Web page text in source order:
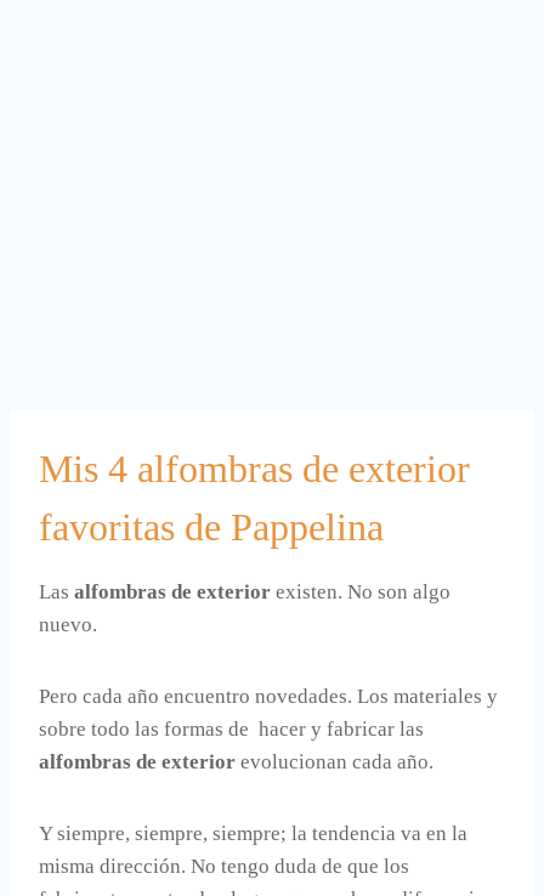
Mis 4 alfombras de exterior
favoritas de Pappelina
Las alfombras de exterior existen. No son algo
nuevo.
Pero cada año encuentro novedades. Los materiales y
sobre todo las formas de hacer y fabricar las
alfombras de exterior evolucionan cada año.
Y siempre, siempre, siempre; la tendencia va en la
misma dirección. No tengo duda de que los